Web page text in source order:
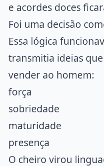
e acordes doces
Foi uma decisão
Essa lógica
transmitia ideias
vender ao homem:
força
sobriedade
maturidade
presença
O cheiro virou